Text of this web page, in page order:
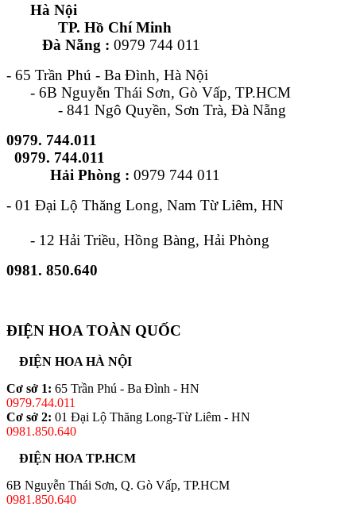
Hà Nội
TP. Hồ Chí Minh
Đà Nẵng : 0979 744 011
- 65 Trần Phú - Ba Đình, Hà Nội
- 6B Nguyễn Thái Sơn, Gò Vấp, TP.HCM
- 841 Ngô Quyền, Sơn Trà, Đà Nẵng
0979. 744.011
0979. 744.011
Hải Phòng : 0979 744 011
- 01 Đại Lộ Thăng Long, Nam Từ Liêm, HN
- 12 Hải Triều, Hồng Bàng, Hải Phòng
0981. 850.640
ĐIỆN HOA TOÀN QUỐC
ĐIỆN HOA HÀ NỘI
Cơ sở 1: 65 Trần Phú - Ba Đình - HN
0979.744.011
Cơ sở 2: 01 Đại Lộ Thăng Long-Từ Liêm - HN
0981.850.640
ĐIỆN HOA TP.HCM
6B Nguyễn Thái Sơn, Q. Gò Vấp, TP.HCM
0981.850.640